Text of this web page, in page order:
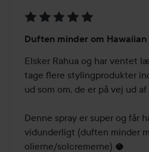
5
ud
af
5
Duften minder om Hawaiian
Elsker Rahua og har ventet
tage flere stylingprodukter
ud som om, de er på vej ud
Denne spray er super og får
vidunderligt (duften minder
olierne/solcremerne) 🥥